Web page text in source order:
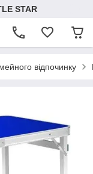
STAR
відпочинку